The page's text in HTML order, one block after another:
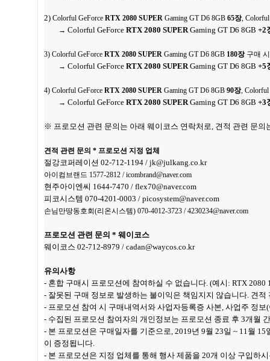
2) Colorful GeForce RTX 2080 SUPER Gaming GT D6 8GB 65장,
→ Colorful GeForce RTX 2080 SUPERGaming GT D6 8GB +2
3) Colorful GeForce RTX 2080 SUPER Gaming GT D6 8GB 180장구매 시
→ Colorful GeForce RTX 2080 SUPERGaming GT D6 8GB +5
4) Colorful GeForce RTX 2080 SUPER Gaming GT D6 8GB 90장,
→ Colorful GeForce RTX 2080 SUPERGaming GT D6 8GB +3
※ 프로모션 관련 문의는 아래 웨이코스 연락처로, 견적 관련 문
견적 관련 문의 * 프로모션 지정 업체
절강코퍼레이션 02-712-1194 / jk@julkang.co.kr
아이컴브랜드 1577-2812 / icombrand@naver.com
현주아이엔씨 1644-7470 / flex70@naver.com
피코시스템 070-4201-0003 / picosystem@naver.com
손님만땅동호회(리온시스템) 070-4012-3723 / 4230234@naver.com
프로모션 관련 문의 * 웨이코스
웨이코스 02-712-8979 / cadan@waycos.co.kr
유의사항
- 혼합 구매시 프로모션에 참여하실 수 없습니다. (예시: RTX
- 잘못된 구매 정보로 발생하는 불이익은 책임지지 않습니다. 견
- 프로모션 참여 시 구매내역서와 사업자등록증 사본, 사업주 정
- 수집된 프로모션 참여자의 개인정보는 프로모션 종료 후 3개월
- 본 프로모션은 구매일자를 기준으로, 2019년 9월 23일 ~ 11월
이 증정됩니다.
- 본 프로모션은 지정 업체를 통해 행사 제품을 20개 이상 구입하